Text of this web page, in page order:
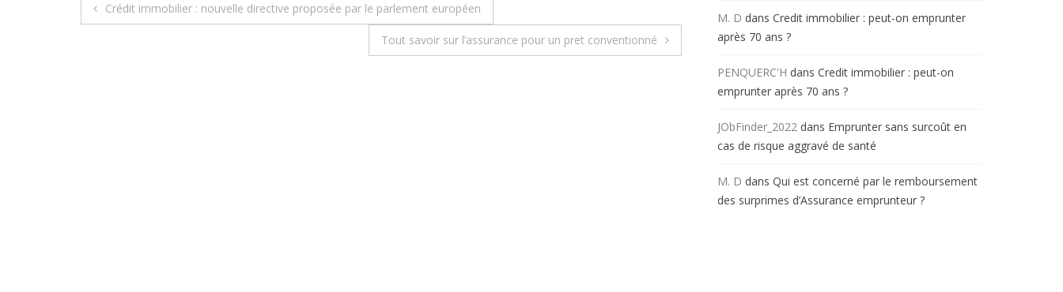
N
Crédit immobilier : nouvelle directive proposée par le parlement européen
Tout savoir sur l’assurance pour un pret conventionné
M. D dans Credit immobilier : peut-on emprunter
après 70 ans ?
PENQUERC'H dans Credit immobilier : peut-on
emprunter après 70 ans ?
JObFinder_2022 dans Emprunter sans surcoût en
cas de risque aggravé de santé
M. D dans Qui est concerné par le remboursement
des surprimes d’Assurance emprunteur ?